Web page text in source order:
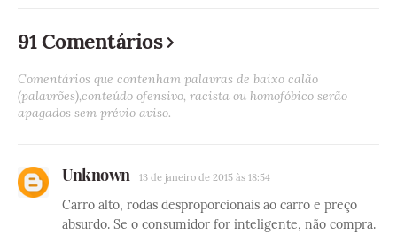
91 Comentários
Comentários que contenham palavras de baixo calão
(palavrões),conteúdo ofensivo, racista ou homofóbico serão
apagados sem prévio aviso.
Unknown 13 de janeiro de 2015 às 18:54
Carro alto, rodas desproporcionais ao carro e preço
absurdo. Se o consumidor for inteligente, não compra.